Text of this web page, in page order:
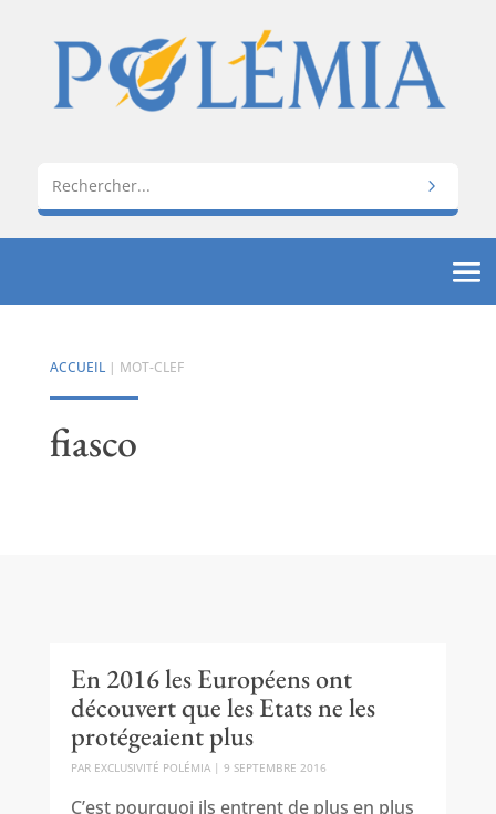
ACCUEIL| MOT-CLEF
fiasco
En 2016 les Européens ont
découvert que les Etats ne les
protégeaient plus
PAR EXCLUSIVITÉ POLÉMIA| 9 SEPTEMBRE 2016
C’est pourquoi ils entrent de plus en plus